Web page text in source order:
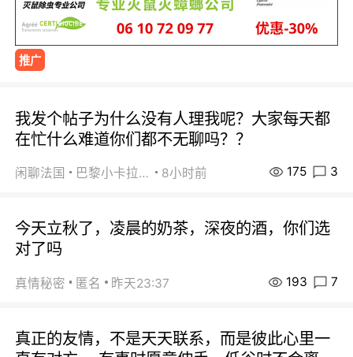
推广
我发个帖子为什么没有人理我呢？大家每天都
在忙什么难道你们都不无聊吗？？
闲聊法国 巴黎小卡拉咪 8小时前 175 3
今天立秋了，凌晨的奶茶，深夜的酒，你们选
对了吗
真情秘密 匿名 昨天23:37 193 7
真正的友情，不是天天联系，而是彼此心里一